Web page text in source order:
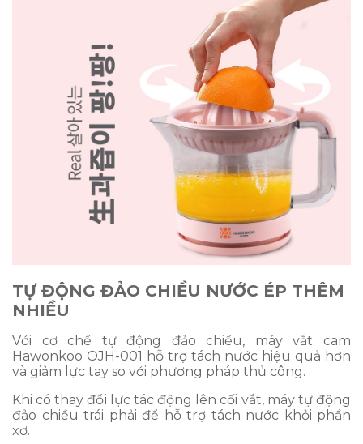
TỰ ĐỘNG ĐẢO CHIỀU NƯỚC ÉP THÊM
NHIỀU
Với cơ chế tự động đảo chiều, máy vắt cam
Hawonkoo OJH-001 hỗ trợ tách nước hiệu quả hơn
và giảm lực tay so với phương pháp thủ công.
Khi có thay đổi lực tác động lên cối vắt, máy tự động
đảo chiều trái phải để hỗ trợ tách nước khỏi phần
xơ.